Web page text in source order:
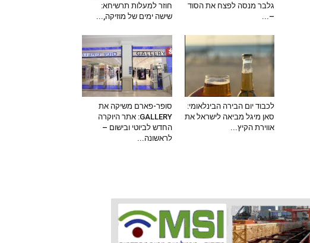
גלבר מנסה לפצח את הסוד
–...
חוזר למעלות תרשיחא:
שישה ימים של מוזיקה,...
לכבוד יום הבירה הבינלאומי:
סאן מיגל מביאה לישראל את
אווירת הקיץ...
סופר-פארם משיקה את
GALLERY: אתר היוקרה
החדש לביוטי ובישום –
לראשונה...